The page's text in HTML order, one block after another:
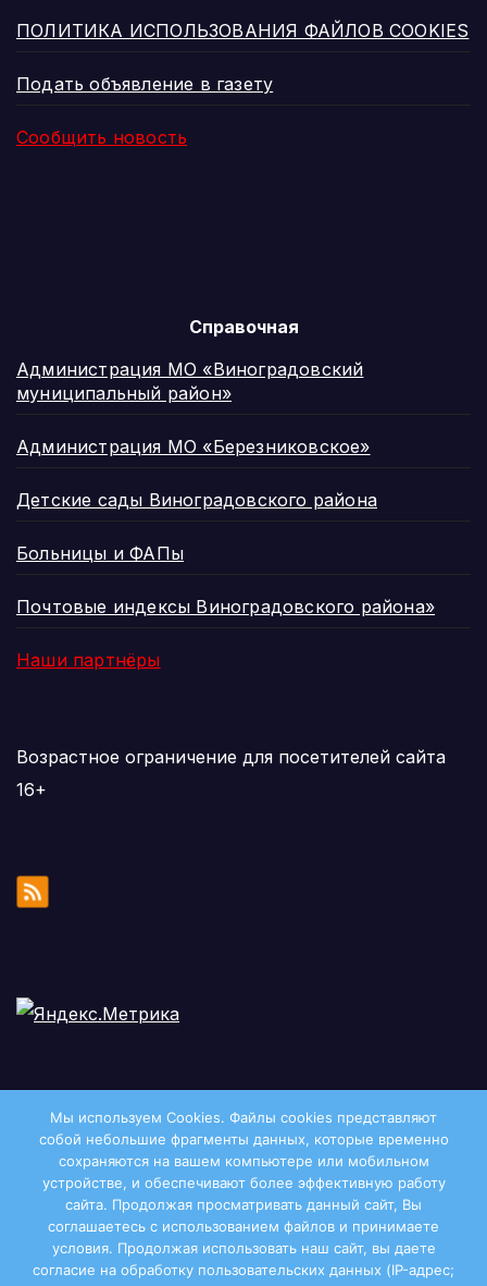
ПОЛИТИКА ИСПОЛЬЗОВАНИЯ ФАЙЛОВ COOKIES
Подать объявление в газету
Сообщить новость
Справочная
Администрация МО «Виноградовский
муниципальный район»
Администрация МО «Березниковское»
Детские сады Виноградовского района
Больницы и ФАПы
Почтовые индексы Виноградовского района»
Наши партнёры
Возрастное ограничение для посетителей сайта
16+
Мы используем Cookies. Файлы сookies представляют
собой небольшие фрагменты данных, которые временно
сохраняются на вашем компьютере или мобильном
устройстве, и обеспечивают более эффективную работу
сайта. Продолжая просматривать данный сайт, Вы
соглашаетесь с использованием файлов и принимаете
условия. Продолжая использовать наш сайт, вы даете
согласие на обработку пользовательских данных (IP-адрес;